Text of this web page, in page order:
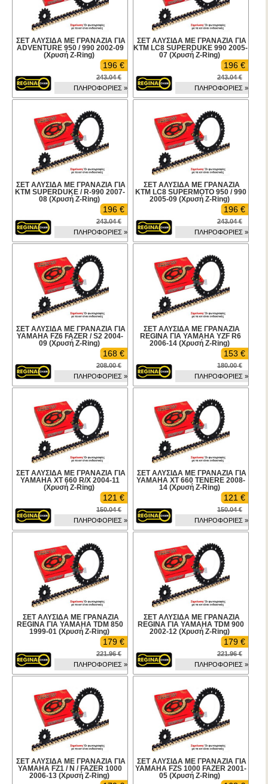
ΣΕΤ ΑΛΥΣΙΔΑ ΜΕ ΓΡΑΝΑΖΙΑ ΓΙΑ
ADVENTURE 950 / 990 2002-09
(Χρυσή Z-Ring)
196 €
243.04 €
ΠΛΗΡΟΦΟΡΙΕΣ »
ΣΕΤ ΑΛΥΣΙΔΑ ΜΕ ΓΡΑΝΑΖΙΑ ΓΙΑ
KTM LC8 SUPERDUKE 990 2005-
07 (Χρυσή Z-Ring)
196 €
243.04 €
ΠΛΗΡΟΦΟΡΙΕΣ »
ΣΕΤ ΑΛΥΣΙΔΑ ΜΕ ΓΡΑΝΑΖΙΑ ΓΙΑ
KTM SUPERDUKE / R-990 2007-
08 (Χρυσή Z-Ring)
196 €
243.04 €
ΠΛΗΡΟΦΟΡΙΕΣ »
ΣΕΤ ΑΛΥΣΙΔΑ ΜΕ ΓΡΑΝΑΖΙΑ
KTM LC8 SUPERMOTO 950 / 990
2005-09 (Χρυσή Z-Ring)
196 €
243.04 €
ΠΛΗΡΟΦΟΡΙΕΣ »
ΣΕΤ ΑΛΥΣΙΔΑ ΜΕ ΓΡΑΝΑΖΙΑ ΓΙΑ
YAMAHA FZ6 FAZER / S2 2004-
09 (Χρυσή Z-Ring)
168 €
208.00 €
ΠΛΗΡΟΦΟΡΙΕΣ »
ΣΕΤ ΑΛΥΣΙΔΑ ΜΕ ΓΡΑΝΑΖΙΑ
REGINA ΓΙΑ YAMAHA YZF R6
2006-14 (Χρυσή Z-Ring)
153 €
180.00 €
ΠΛΗΡΟΦΟΡΙΕΣ »
ΣΕΤ ΑΛΥΣΙΔΑ ΜΕ ΓΡΑΝΑΖΙΑ ΓΙΑ
YAMAHA XT 660 R/X 2004-11
(Χρυσή Z-Ring)
121 €
150.04 €
ΠΛΗΡΟΦΟΡΙΕΣ »
ΣΕΤ ΑΛΥΣΙΔΑ ΜΕ ΓΡΑΝΑΖΙΑ ΓΙΑ
YAMAHA XT 660 TENERE 2008-
14 (Χρυσή Z-Ring)
121 €
150.04 €
ΠΛΗΡΟΦΟΡΙΕΣ »
ΣΕΤ ΑΛΥΣΙΔΑ ΜΕ ΓΡΑΝΑΖΙΑ
REGINA ΓΙΑ YAMAHA TDM 850
1999-01 (Χρυσή Z-Ring)
179 €
221.96 €
ΠΛΗΡΟΦΟΡΙΕΣ »
ΣΕΤ ΑΛΥΣΙΔΑ ΜΕ ΓΡΑΝΑΖΙΑ
REGINA ΓΙΑ YAMAHA TDM 900
2002-12 (Χρυσή Z-Ring)
179 €
221.96 €
ΠΛΗΡΟΦΟΡΙΕΣ »
ΣΕΤ ΑΛΥΣΙΔΑ ΜΕ ΓΡΑΝΑΖΙΑ ΓΙΑ
YAMAHA FZ1 / N / FAZER 1000
2006-13 (Χρυσή Z-Ring)
ΣΕΤ ΑΛΥΣΙΔΑ ΜΕ ΓΡΑΝΑΖΙΑ ΓΙΑ
YAMAHA FZS 1000 FAZER 2001-
05 (Χρυσή Z-Ring)